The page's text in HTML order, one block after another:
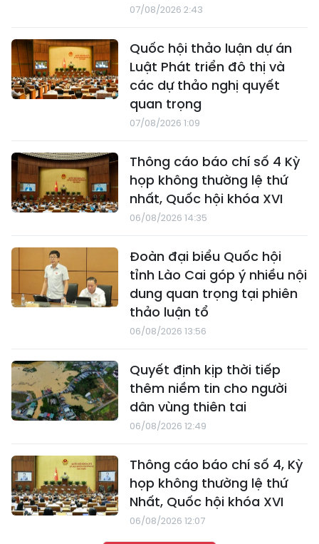
07/08/2026 2:43
Quốc hội thảo luận dự án
Luật Phát triển đô thị và
các dự thảo nghị quyết
quan trọng
07/08/2026 1:09
Thông cáo báo chí số 4 Kỳ
họp không thường lệ thứ
nhất, Quốc hội khóa XVI
06/08/2026 14:35
Đoàn đại biểu Quốc hội
tỉnh Lào Cai góp ý nhiều nội
dung quan trọng tại phiên
thảo luận tổ
06/08/2026 13:56
Quyết định kịp thời tiếp
thêm niềm tin cho người
dân vùng thiên tai
06/08/2026 12:49
Thông cáo báo chí số 4, Kỳ
họp không thường lệ thứ
Nhất, Quốc hội khóa XVI
06/08/2026 12:07